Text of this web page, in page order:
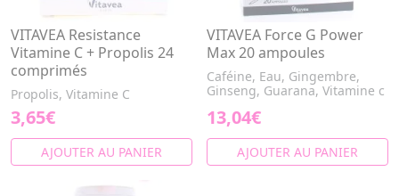
VITAVEA Resistance
Vitamine C + Propolis 24
comprimés
Propolis, Vitamine C
3,65€
AJOUTER AU PANIER
VITAVEA Force G Power
Max 20 ampoules
Caféine, Eau, Gingembre,
Ginseng, Guarana, Vitamine c
13,04€
AJOUTER AU PANIER